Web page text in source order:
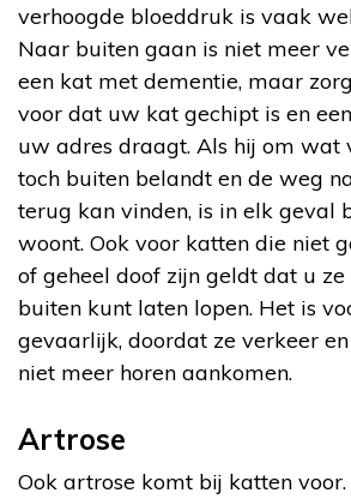
verhoogde bloeddruk is vaak
Naar buiten gaan is niet meer
een kat met dementie, maar
voor dat uw kat gechipt is en
uw adres draagt. Als hij om wat
toch buiten belandt en de weg
terug kan vinden, is in elk geval
woont. Ook voor katten die niet
of geheel doof zijn geldt dat u
buiten kunt laten lopen. Het is
gevaarlijk, doordat ze verkeer
niet meer horen aankomen.
Artrose
Ook artrose komt bij katten